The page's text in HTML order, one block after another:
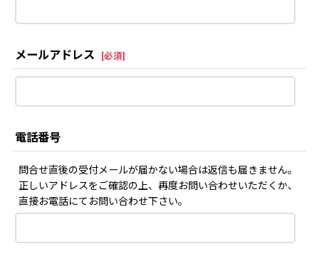
メールアドレス [必須]
電話番号
問合せ直後の受付メールが届かない場合は返信も届きません。
正しいアドレスをご確認の上、再度お問い合わせいただくか、
直接お電話にてお問い合わせ下さい。